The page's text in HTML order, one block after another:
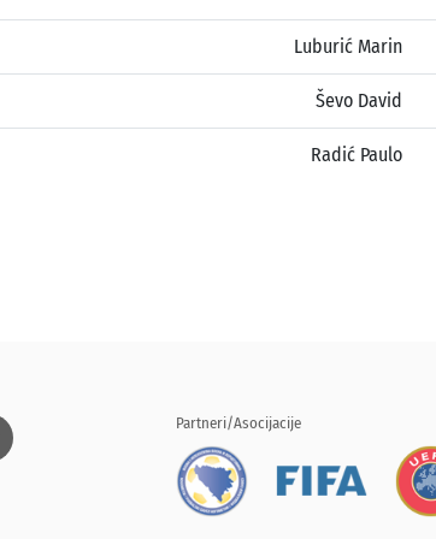
Luburić Marin
Ševo David
Radić Paulo
Partneri/Asocijacije